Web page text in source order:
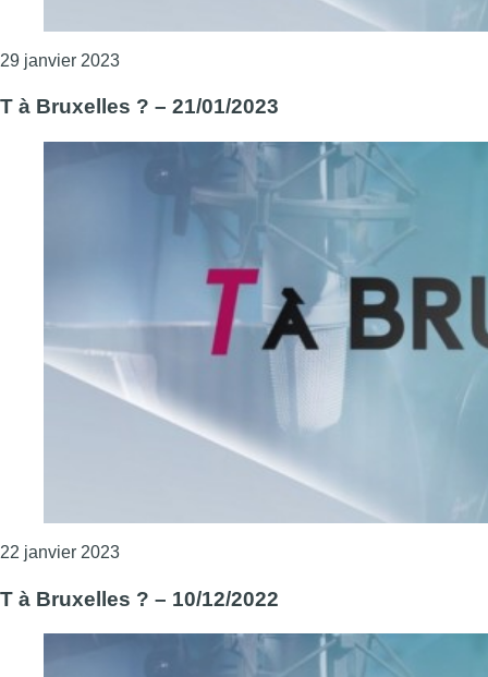
29 janvier 2023Consulter l'article "T à Bruxelles ? – 28/01/
T à Bruxelles ? – 21/01/2023
22 janvier 2023Consulter l'article "T à Bruxelles ? – 21/01/
T à Bruxelles ? – 10/12/2022